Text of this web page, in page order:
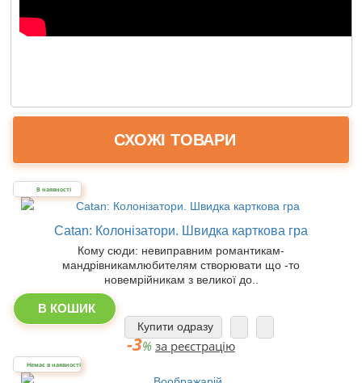
СХОЖІ ТОВАРИ
В наявності
Catan: Колонізатори. Швидка карткова гра
Кому сюди: невиправним романтикам-
мандрівникамлюбителям створювати що -то
новемрійникам з великої до..
В КОШИК
Купити одразу
-3% за реєстрацію
Немає в наявності